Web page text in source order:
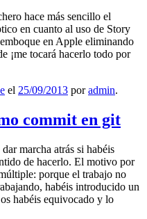
hace más sencillo el
en cuanto al uso de Story
en Apple eliminando
¡me tocará hacerlo todo por
el 25/09/2013 poradmin.
commit en git
marcha atrás si habéis
de hacerlo. El motivo por
porque el trabajo no
habéis introducido un
habéis equivocado y lo